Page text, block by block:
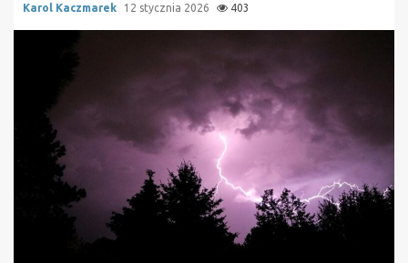
Karol Kaczmarek 12 stycznia 2026 403